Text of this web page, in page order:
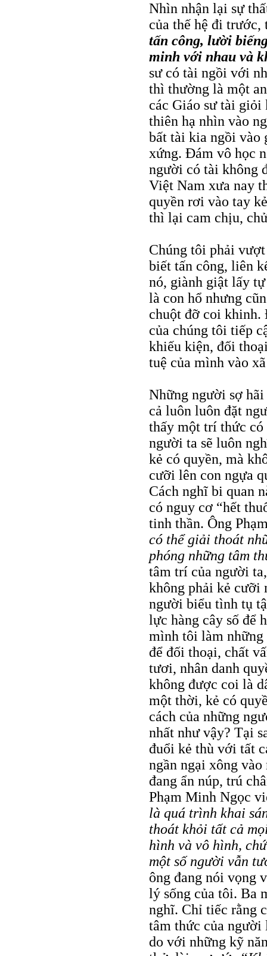
Nhìn nhận lại sự
của thế hệ đi
tấn công, lười
minh với nhau và
sư có tài ngồi với
thì thường là một
các Giáo sư tài giỏi
thiên hạ nhìn vào
bất tài kia ngồi vào
xứng. Ðám vô học
người có tài không
Việt Nam xưa nay
quyền rơi vào tay
thì lại cam chịu,
Chúng tôi phải
biết tấn công, liên
nó, giành giật lấy
là con hổ nhưng
chuột đỡ coi khinh.
của chúng tôi tiếp
khiếu kiện, đối
tuệ của mình vào
Những người sợ
cả luôn luôn đặt
thấy một trí thức có
người ta sẽ luôn
kẻ có quyền, mà
cưỡi lên con ngựa
Cách nghĩ bi quan
có nguy cơ “hết
tinh thần. Ông
có thể giải thoát
phóng những tâm
tâm trí của người
không phải kẻ cưỡi
người biểu tình tụ
lực hàng cây số để
mình tôi làm
để đối thoại, chất
tươi, nhân danh
không được coi là
một thời, kẻ có
cách của những
nhất như vậy? Tại
đuổi kẻ thù với tất
ngần ngại xông
đang ẩn núp, trú
Phạm Minh Ngọc
là quá trình khai
thoát khỏi tất cả
hình và vô hình,
một số người vẫn
ông đang nói vọng
lý sống của tôi. Ba
nghĩ. Chỉ tiếc rằng
tâm thức của người
do với những kỹ